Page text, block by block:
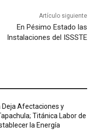
Artículo siguiente
En Pésimo Estado las
Instalaciones del ISSSTE
Deja Afectaciones y
Titánica Labor de
la Energía